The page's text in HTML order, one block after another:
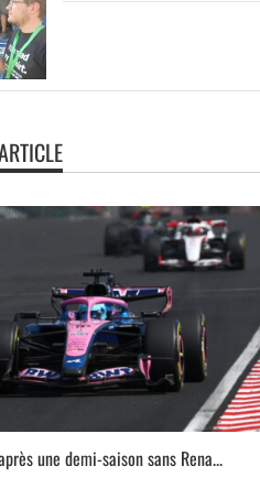
une demi-saison sans Rena...